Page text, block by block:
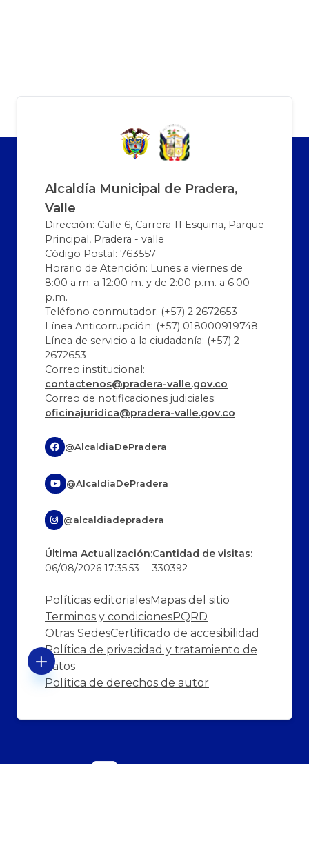
Alcaldía Municipal de Pradera,
Valle
Dirección: Calle 6, Carrera 11 Esquina, Parque
Principal, Pradera - valle
Código Postal: 763557
Horario de Atención: Lunes a viernes de
8:00 a.m. a 12:00 m. y de 2:00 p.m. a 6:00
p.m.
Teléfono conmutador: (+57) 2 2672653
Línea Anticorrupción: (+57) 018000919748
Línea de servicio a la ciudadanía: (+57) 2
2672653
Correo institucional:
contactenos@pradera-valle.gov.co
Correo de notificaciones judiciales:
oficinajuridica@pradera-valle.gov.co
@AlcaldiaDePradera
@AlcaldíaDePradera
@alcaldiadepradera
Última Actualización:
06/08/2026 17:35:53
Cantidad de visitas:
330392
Políticas editorialesMapas del sitio
Terminos y condicionesPQRD
Otras SedesCertificado de accesibilidad
Política de privacidad y tratamiento de
datos
Política de derechos de autor
Desarrollado
© Copyright2026101